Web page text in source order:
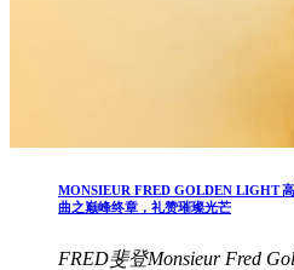
MONSIEUR FRED GOLDEN LIGHT
曲之巅峰终章，礼赞璀璨光芒
FRED斐登Monsieur Fred